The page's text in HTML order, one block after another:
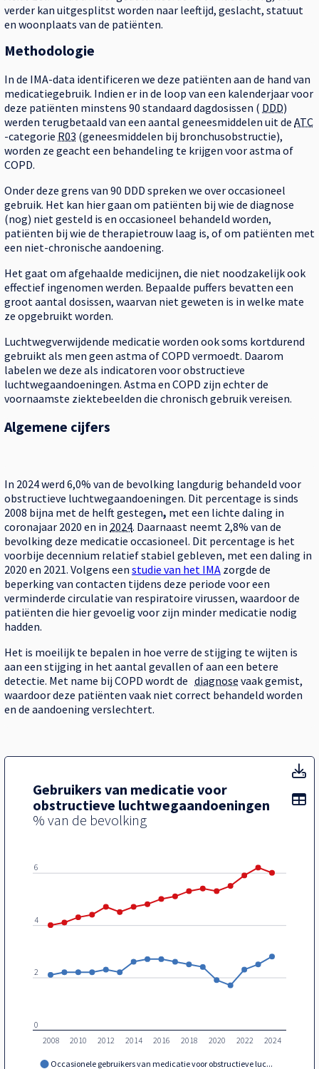
verder kan uitgesplitst worden naar leeftijd, geslacht, statuut
en woonplaats van de patiënten.
Methodologie
In de IMA-data identificeren we deze patiënten aan de hand van
medicatiegebruik. Indien er in de loop van een kalenderjaar voor
deze patiënten minstens 90 standaard dagdosissen ( DDD)
werden terugbetaald van een aantal geneesmiddelen uit de ATC
-categorie R03 (geneesmiddelen bij bronchusobstructie),
worden ze geacht een behandeling te krijgen voor astma of
COPD.
Onder deze grens van 90 DDD spreken we over occasioneel
gebruik. Het kan hier gaan om patiënten bij wie de diagnose
(nog) niet gesteld is en occasioneel behandeld worden,
patiënten bij wie de therapietrouw laag is, of om patiënten met
een niet-chronische aandoening.
Het gaat om afgehaalde medicijnen, die niet noodzakelijk ook
effectief ingenomen werden. Bepaalde puffers bevatten een
groot aantal dosissen, waarvan niet geweten is in welke mate
ze opgebruikt worden.
Luchtwegverwijdende medicatie worden ook soms kortdurend
gebruikt als men geen astma of COPD vermoedt. Daarom
labelen we deze als indicatoren voor obstructieve
luchtwegaandoeningen. Astma en COPD zijn echter de
voornaamste ziektebeelden die chronisch gebruik vereisen.
Algemene cijfers
In 2024 werd 6,0% van de bevolking langdurig behandeld voor
obstructieve luchtwegaandoeningen. Dit percentage is sinds
2008 bijna met de helft gestegen, met een lichte daling in
coronajaar 2020 en in 2024. Daarnaast neemt 2,8% van de
bevolking deze medicatie occasioneel. Dit percentage is het
voorbije decennium relatief stabiel gebleven, met een daling in
2020 en 2021. Volgens een studie van het IMA zorgde de
beperking van contacten tijdens deze periode voor een
verminderde circulatie van respiratoire virussen, waardoor de
patiënten die hier gevoelig voor zijn minder medicatie nodig
hadden.
Het is moeilijk te bepalen in hoe verre de stijging te wijten is
aan een stijging in het aantal gevallen of aan een betere
detectie. Met name bij COPD wordt de diagnose vaak gemist,
waardoor deze patiënten vaak niet correct behandeld worden
en de aandoening verslechtert.
Gebruikers van medicatie voor
obstructieve luchtwegaandoeningen
% van de bevolking
Occasionele gebruikers van medicatie voor obstructieve luc...
2008 2010 2012 2014 2016 2018 2020 2022 2024
0
2
4
6
8